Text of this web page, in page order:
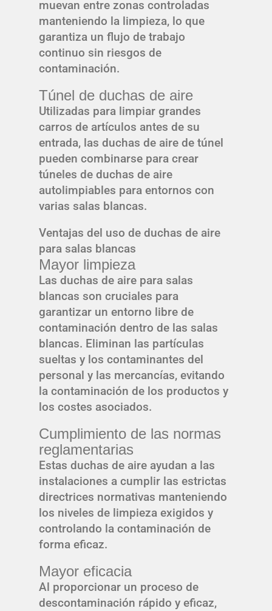
muevan entre zonas controladas
manteniendo la limpieza, lo que
garantiza un flujo de trabajo
continuo sin riesgos de
contaminación.
Túnel de duchas de aire
Utilizadas para limpiar grandes
carros de artículos antes de su
entrada, las duchas de aire de túnel
pueden combinarse para crear
túneles de duchas de aire
autolimpiables para entornos con
varias salas blancas.
Ventajas del uso de duchas de aire
para salas blancas
Mayor limpieza
Las duchas de aire para salas
blancas son cruciales para
garantizar un entorno libre de
contaminación dentro de las salas
blancas. Eliminan las partículas
sueltas y los contaminantes del
personal y las mercancías, evitando
la contaminación de los productos y
los costes asociados.
Cumplimiento de las normas
reglamentarias
Estas duchas de aire ayudan a las
instalaciones a cumplir las estrictas
directrices normativas manteniendo
los niveles de limpieza exigidos y
controlando la contaminación de
forma eficaz.
Mayor eficacia
Al proporcionar un proceso de
descontaminación rápido y eficaz,